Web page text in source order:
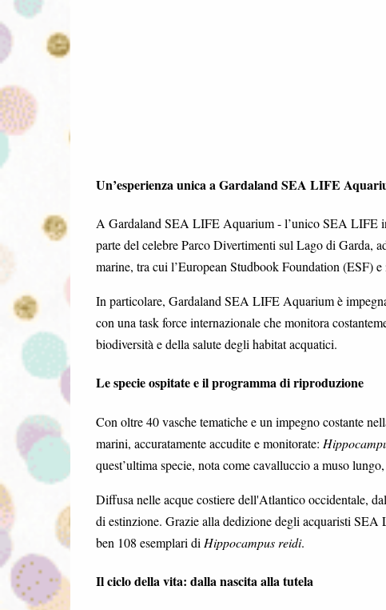
Un’esperienza unica a Gardaland SEA LIFE
A Gardaland SEA LIFE Aquarium - l’unico SEA LIFE
parte del celebre Parco Divertimenti sul Lago di Garda,
marine, tra cui l’European Studbook Foundation (ESF)
In particolare, Gardaland SEA LIFE Aquarium è
con una task force internazionale che monitora
biodiversità e della salute degli habitat acquatici.
Le specie ospitate e il programma di riproduzione
Con oltre 40 vasche tematiche e un impegno costante
marini, accuratamente accudite e monitorate:
quest’ultima specie, nota come cavalluccio a muso
Diffusa nelle acque costiere dell'Atlantico occidentale,
di estinzione. Grazie alla dedizione degli acquaristi SEA
ben 108 esemplari di Hippocampus reidi.
Il ciclo della vita: dalla nascita alla tutela